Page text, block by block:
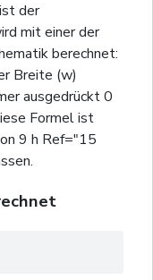
der
mit einer der
berechnet:
Breite (w)
ausgedrückt 0
Formel ist
9 h Ref="15